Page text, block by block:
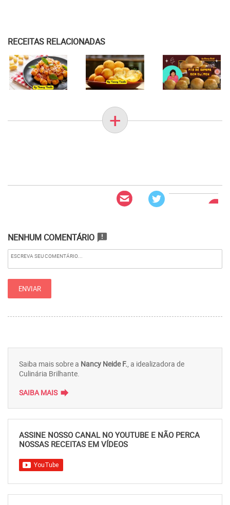
RECEITAS RELACIONADAS
+
NENHUM COMENTÁRIO announcement
Saiba mais sobre a Nancy Neide F., a idealizadora de
Culinária Brilhante.
SAIBA MAIS forward
ASSINE NOSSO CANAL NO YOUTUBE E NÃO PERCA
NOSSAS RECEITAS EM VÍDEOS